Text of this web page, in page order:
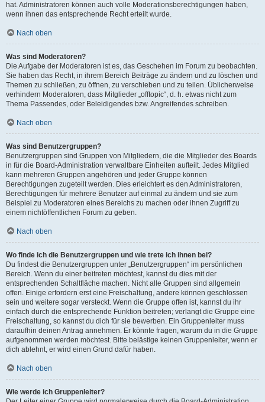
hat. Administratoren können auch volle Moderationsberechtigungen haben,
wenn ihnen das entsprechende Recht erteilt wurde.
Nach oben
Was sind Moderatoren?
Die Aufgabe der Moderatoren ist es, das Geschehen im Forum zu beobachten.
Sie haben das Recht, in ihrem Bereich Beiträge zu ändern und zu löschen und
Themen zu schließen, zu öffnen, zu verschieben und zu teilen. Üblicherweise
verhindern Moderatoren, dass Mitglieder „offtopic“, d. h. etwas nicht zum
Thema Passendes, oder Beleidigendes bzw. Angreifendes schreiben.
Nach oben
Was sind Benutzergruppen?
Benutzergruppen sind Gruppen von Mitgliedern, die die Mitglieder des Boards
in für die Board-Administration verwaltbare Einheiten aufteilt. Jedes Mitglied
kann mehreren Gruppen angehören und jeder Gruppe können
Berechtigungen zugeteilt werden. Dies erleichtert es den Administratoren,
Berechtigungen für mehrere Benutzer auf einmal zu ändern und sie zum
Beispiel zu Moderatoren eines Bereichs zu machen oder ihnen Zugriff zu
einem nichtöffentlichen Forum zu geben.
Nach oben
Wo finde ich die Benutzergruppen und wie trete ich ihnen bei?
Du findest die Benutzergruppen unter „Benutzergruppen“ im persönlichen
Bereich. Wenn du einer beitreten möchtest, kannst du dies mit der
entsprechenden Schaltfläche machen. Nicht alle Gruppen sind allgemein
offen. Einige erfordern erst eine Freischaltung, andere können geschlossen
sein und weitere sogar versteckt. Wenn die Gruppe offen ist, kannst du ihr
einfach durch die entsprechende Funktion beitreten; verlangt die Gruppe eine
Freischaltung, so kannst du dich für sie bewerben. Ein Gruppenleiter muss
daraufhin deinen Antrag annehmen. Er könnte fragen, warum du in die Gruppe
aufgenommen werden möchtest. Bitte belästige keinen Gruppenleiter, wenn er
dich ablehnt, er wird einen Grund dafür haben.
Nach oben
Wie werde ich Gruppenleiter?